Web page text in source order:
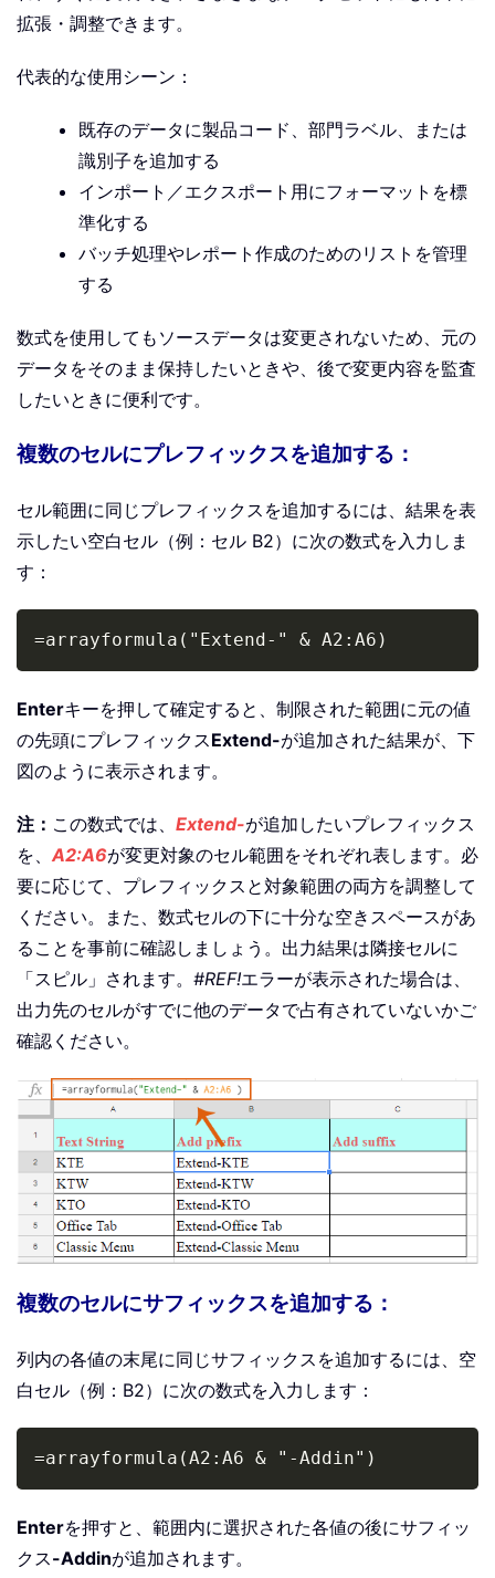
拡張・調整できます。
代表的な使用シーン：
既存のデータに製品コード、部門ラベル、または
識別子を追加する
インポート／エクスポート用にフォーマットを標
準化する
バッチ処理やレポート作成のためのリストを管理
する
数式を使用してもソースデータは変更されないため、元の
データをそのまま保持したいときや、後で変更内容を監査
したいときに便利です。
複数のセルにプレフィックスを追加する：
セル範囲に同じプレフィックスを追加するには、結果を表
示したい空白セル（例：セル B2）に次の数式を入力しま
す：
=arrayformula("Extend-" & A2:A6)
Enterキーを押して確定すると、制限された範囲に元の値
の先頭にプレフィックスExtend-が追加された結果が、下
図のように表示されます。
注： この数式では、 Extend-が追加したいプレフィックス
を、 A2:A6が変更対象のセル範囲をそれぞれ表します。必
要に応じて、プレフィックスと対象範囲の両方を調整して
ください。また、数式セルの下に十分な空きスペースがあ
ることを事前に確認しましょう。出力結果は隣接セルに
「スピル」されます。 #REF!エラーが表示された場合は、
出力先のセルがすでに他のデータで占有されていないかご
確認ください。
複数のセルにサフィックスを追加する：
列内の各値の末尾に同じサフィックスを追加するには、空
白セル（例：B2）に次の数式を入力します：
=arrayformula(A2:A6 & "-Addin")
Enterを押すと、範囲内に選択された各値の後にサフィッ
クス-Addinが追加されます。